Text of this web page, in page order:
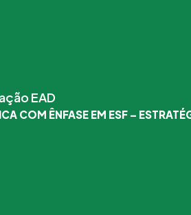
EAD
COM ÊNFASE EM ESF –